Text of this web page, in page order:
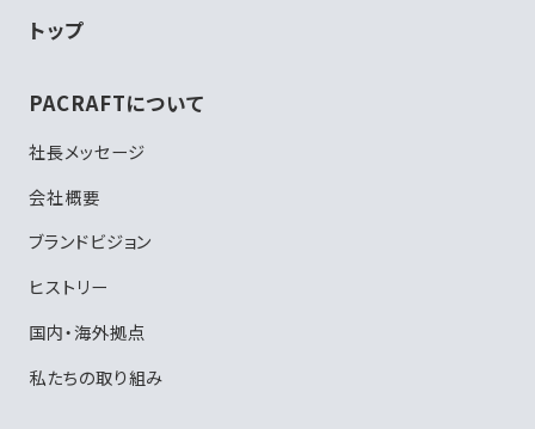
トップ
PACRAFTについて
社長メッセージ
会社概要
ブランドビジョン
ヒストリー
国内・海外拠点
私たちの取り組み